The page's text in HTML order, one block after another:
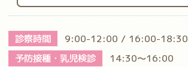
診察時間
9:00-12:00 / 16:00-18:30
予防接種・乳児検診
14:30～16:00